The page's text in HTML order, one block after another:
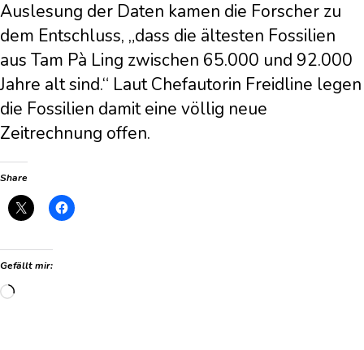
Auslesung der Daten kamen die Forscher zu
dem Entschluss, „dass die ältesten Fossilien
aus Tam Pà Ling zwischen 65.000 und 92.000
Jahre alt sind.“ Laut Chefautorin Freidline legen
die Fossilien damit eine völlig neue
Zeitrechnung offen.
Share
Gefällt mir:
Wird